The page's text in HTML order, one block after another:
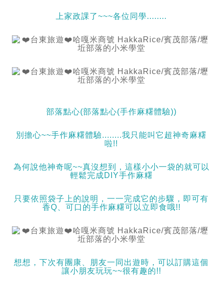
上家政課了~~~各位同學........
部落點心(部落點心(手作麻糬體驗))
別擔心~~手作麻糬體驗........我只能叫它超神奇麻糬
啦!!
為何說他神奇呢~~真沒想到，這樣小小一袋的就可以
輕鬆完成DIY手作麻糬
只要依照袋子上的說明，一一完成它的步驟，即可有
香Q、可口的手作麻糬可以立即食哦!!
想想，下次有團康、朋友一同出遊時，可以訂購這個
讓小朋友玩玩~~很有趣的!!